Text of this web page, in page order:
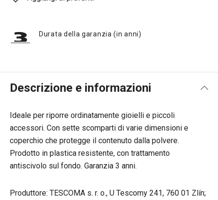
Durata della garanzia (in anni)
Descrizione e informazioni
Ideale per riporre ordinatamente gioielli e piccoli
accessori. Con sette scomparti di varie dimensioni e
coperchio che protegge il contenuto dalla polvere.
Prodotto in plastica resistente, con trattamento
antiscivolo sul fondo. Garanzia 3 anni.
Produttore: TESCOMA s. r. o., U Tescomy 241, 760 01 Zlín;